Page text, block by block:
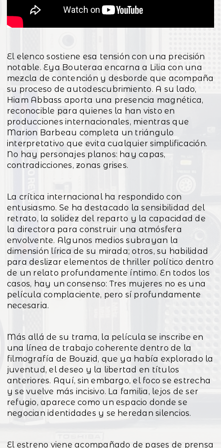
El elenco sostiene esa tensión con una precisión
notable. Eya Bouteraa encarna a Lilia con una
mezcla de contención y desborde que acompaña
su proceso de autodescubrimiento. A su lado,
Hiam Abbass aporta una presencia magnética,
reconocible para quienes la han visto en
producciones internacionales, mientras que
Marion Barbeau completa un triángulo
interpretativo que evita cualquier simplificación.
No hay personajes planos: hay capas,
contradicciones, zonas grises.
La crítica internacional ha respondido con
entusiasmo. Se ha destacado la sensibilidad del
retrato, la solidez del reparto y la capacidad de
la directora para construir una atmósfera
envolvente. Algunos medios subrayan la
dimensión lírica de su mirada; otros, su habilidad
para deslizar elementos de thriller político dentro
de un relato profundamente íntimo. En todos los
casos, hay un consenso: Tres mujeres no es una
película complaciente, pero sí profundamente
necesaria.
Más allá de su trama, la película se inscribe en
una línea de trabajo coherente dentro de la
filmografía de Bouzid, que ya había explorado la
juventud, el deseo y la libertad en títulos
anteriores. Aquí, sin embargo, el foco se estrecha
y se vuelve más incisivo. La familia, lejos de ser
refugio, aparece como un espacio donde se
negocian identidades y se heredan silencios.
El estreno viene acompañado de pases de prensa